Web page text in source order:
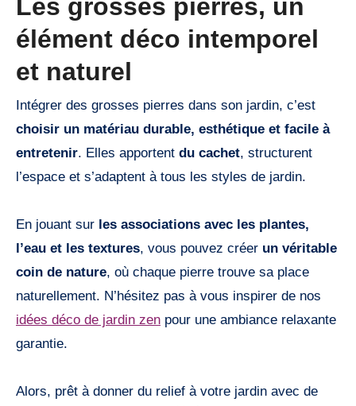
Les grosses pierres, un
élément déco intemporel
et naturel
Intégrer des grosses pierres dans son jardin, c’est
choisir un matériau durable, esthétique et facile à
entretenir. Elles apportent du cachet, structurent
l’espace et s’adaptent à tous les styles de jardin.
En jouant sur les associations avec les plantes,
l’eau et les textures, vous pouvez créer un véritable
coin de nature, où chaque pierre trouve sa place
naturellement. N’hésitez pas à vous inspirer de nos
idées déco de jardin zen pour une ambiance relaxante
garantie.
Alors, prêt à donner du relief à votre jardin avec de